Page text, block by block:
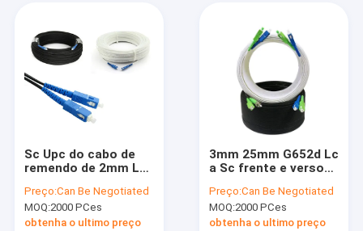
Sc Upc do cabo de
remendo de 2mm Lc
fibra ótica frente e
verso do cabo de
remendo SX do Sc
Preço:Can Be Negotiated
MOQ:2000 PCes
obtenha o ultimo preço
3mm 25mm G652d Lc
a Sc frente e verso
cabo do remendo da
fibra ótica do Sc
Preço:Can Be Negotiated
MOQ:2000 PCes
obtenha o ultimo preço